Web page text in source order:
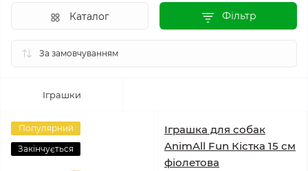
Фільтр
Каталог
Іграшки
Популярний
Закінчується
Іграшка для собак
AnimAll Fun Кістка 15 см
фіолетова